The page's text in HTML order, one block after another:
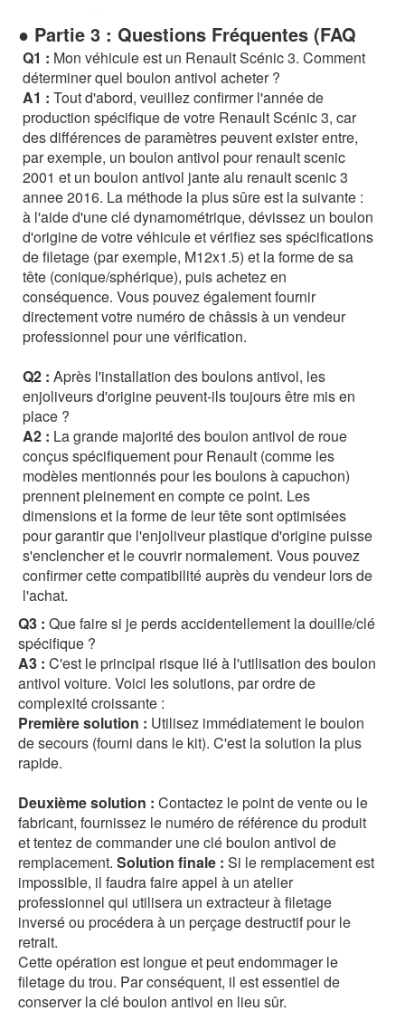
● Partie 3 : Questions Fréquentes (FAQ
Q1 : Mon véhicule est un Renault Scénic 3. Comment
déterminer quel boulon antivol acheter ?
A1 : Tout d'abord, veuillez confirmer l'année de
production spécifique de votre Renault Scénic 3, car
des différences de paramètres peuvent exister entre,
par exemple, un boulon antivol pour renault scenic
2001 et un boulon antivol jante alu renault scenic 3
annee 2016. La méthode la plus sûre est la suivante :
à l'aide d'une clé dynamométrique, dévissez un boulon
d'origine de votre véhicule et vérifiez ses spécifications
de filetage (par exemple, M12x1.5) et la forme de sa
tête (conique/sphérique), puis achetez en
conséquence. Vous pouvez également fournir
directement votre numéro de châssis à un vendeur
professionnel pour une vérification.
Q2 : Après l'installation des boulons antivol, les
enjoliveurs d'origine peuvent-ils toujours être mis en
place ?
A2 : La grande majorité des boulon antivol de roue
conçus spécifiquement pour Renault (comme les
modèles mentionnés pour les boulons à capuchon)
prennent pleinement en compte ce point. Les
dimensions et la forme de leur tête sont optimisées
pour garantir que l'enjoliveur plastique d'origine puisse
s'enclencher et le couvrir normalement. Vous pouvez
confirmer cette compatibilité auprès du vendeur lors de
l'achat.
Q3 : Que faire si je perds accidentellement la douille/clé
spécifique ?
A3 : C'est le principal risque lié à l'utilisation des boulon
antivol voiture. Voici les solutions, par ordre de
complexité croissante :
Première solution : Utilisez immédiatement le boulon
de secours (fourni dans le kit). C'est la solution la plus
rapide.
Deuxième solution : Contactez le point de vente ou le
fabricant, fournissez le numéro de référence du produit
et tentez de commander une clé boulon antivol de
remplacement. Solution finale : Si le remplacement est
impossible, il faudra faire appel à un atelier
professionnel qui utilisera un extracteur à filetage
inversé ou procédera à un perçage destructif pour le
retrait.
Cette opération est longue et peut endommager le
filetage du trou. Par conséquent, il est essentiel de
conserver la clé boulon antivol en lieu sûr.